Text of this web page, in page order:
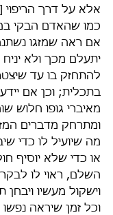
אלא על דרך הריפוי
כמו שהאדם הבקי
אם ראה שמזגו
יתעלם מכך ולא
להתחזק בו עד
בתכלית; וכן אם
מאיברי גופו חלוש
ומתרחק מדברים
מה שיועיל לו כדי
או כדי שלא יוסיף
השלם, ראוי לו לבקר
וישקול מעשיו ויבחן
וכל זמן שיראה